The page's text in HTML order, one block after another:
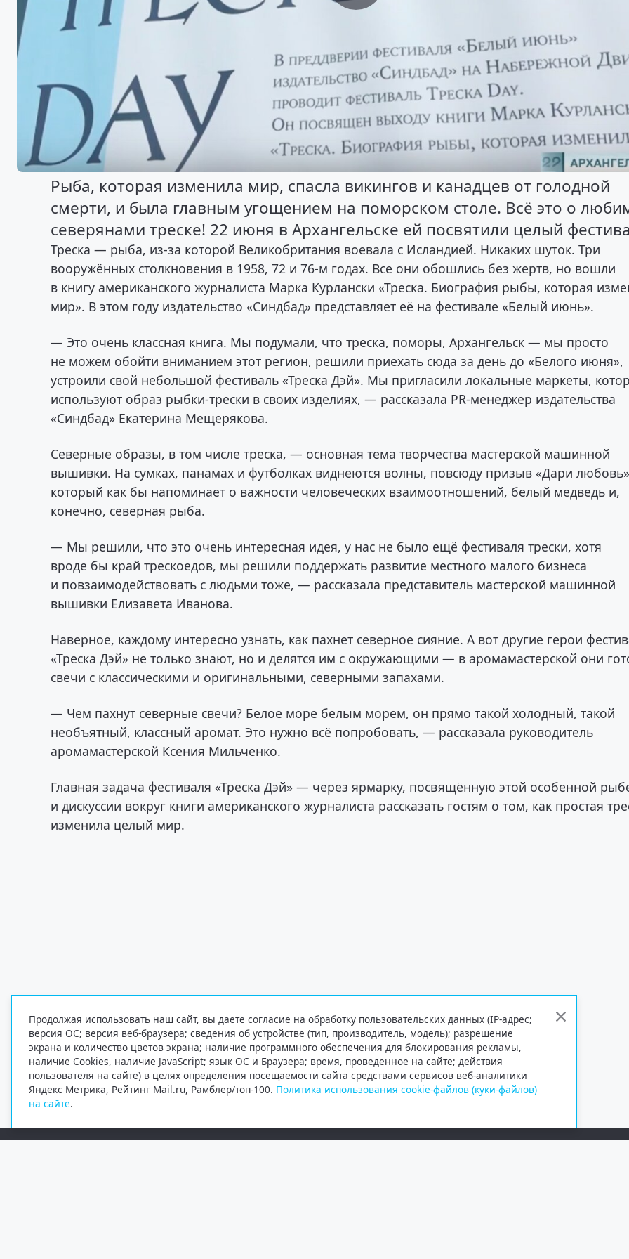
Рыба, которая изменила мир, спасла викингов и канадцев от голодной
смерти, и была главным угощением на поморском столе. Всё это о
северянами треске! 22 июня в Архангельске ей посвятили целый
Треска — рыба, из-за которой Великобритания воевала с Исландией. Никаких шуток. Три
вооружённых столкновения в 1958, 72 и 76-м годах. Все они обошлись без жертв, но вошли
в книгу американского журналиста Марка Курлански «Треска. Биография рыбы, которая
мир». В этом году издательство «Синдбад» представляет её на фестивале «Белый июнь».
— Это очень классная книга. Мы подумали, что треска, поморы, Архангельск — мы просто
не можем обойти вниманием этот регион, решили приехать сюда за день до «Белого июня»,
устроили свой небольшой фестиваль «Треска Дэй». Мы пригласили локальные маркеты,
используют образ рыбки-трески в своих изделиях, — рассказала PR-менеджер издательства
«Синдбад» Екатерина Мещерякова.
Северные образы, в том числе треска, — основная тема творчества мастерской машинной
вышивки. На сумках, панамах и футболках виднеются волны, повсюду призыв «Дари
который как бы напоминает о важности человеческих взаимоотношений, белый медведь и,
конечно, северная рыба.
— Мы решили, что это очень интересная идея, у нас не было ещё фестиваля трески, хотя
вроде бы край трескоедов, мы решили поддержать развитие местного малого бизнеса
и повзаимодействовать с людьми тоже, — рассказала представитель мастерской машинной
вышивки Елизавета Иванова.
Наверное, каждому интересно узнать, как пахнет северное сияние. А вот другие герои
«Треска Дэй» не только знают, но и делятся им с окружающими — в аромамастерской они
свечи с классическими и оригинальными, северными запахами.
— Чем пахнут северные свечи? Белое море белым морем, он прямо такой холодный, такой
необъятный, классный аромат. Это нужно всё попробовать, — рассказала руководитель
аромамастерской Ксения Мильченко.
Главная задача фестиваля «Треска Дэй» — через ярмарку, посвящённую этой особенной
и дискуссии вокруг книги американского журналиста рассказать гостям о том, как простая
изменила целый мир.
Продолжая использовать наш сайт, вы даете согласие на обработку пользовательских данных (IP-адрес;
версия ОС; версия веб-браузера; сведения об устройстве (тип, производитель, модель); разрешение
экрана и количество цветов экрана; наличие программного обеспечения для блокирования рекламы,
наличие Cookies, наличие JavaScript; язык ОС и Браузера; время, проведенное на сайте; действия
пользователя на сайте) в целях определения посещаемости сайта средствами сервисов веб-аналитики
Яндекс Метрика, Рейтинг Mail.ru, Рамблер/топ-100. Политика использования cookie-файлов (куки-файлов)
на сайте.